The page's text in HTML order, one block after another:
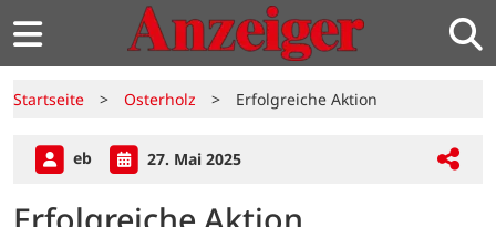
Startseite > Osterholz > Erfolgreiche Aktion
eb 27. Mai 2025